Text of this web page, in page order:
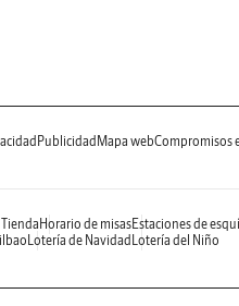
Publicidad Mapa webCompromisos
Tienda Horario de misasEstaciones de esquí
Lotería de Navidad Lotería del Niño